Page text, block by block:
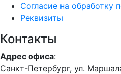
Согласие на обработку
Реквизиты
Контакты
Адрес офиса:
Санкт-Петербург, ул.